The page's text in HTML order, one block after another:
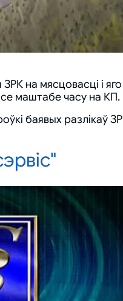
на мясцовасці і
маштабе часу на КП.
баявых разлікаў